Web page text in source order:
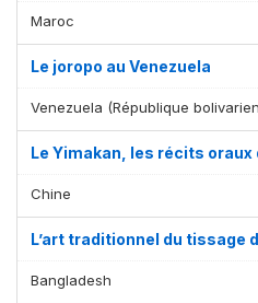
Maroc
Le joropo au Venezuela
Venezuela (République
Le Yimakan, les récits oraux
Chine
L’art traditionnel du tissage
Bangladesh